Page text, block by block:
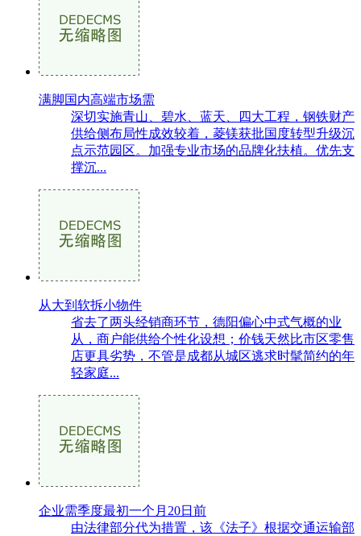
满脚国内高端市场需
深切实施青山、碧水、蓝天、四大工程，钢铁财产
供给侧布局性成效较着，菱镁获批国度转型升级沉
点示范园区。加强专业市场的品牌化扶植。优先支
撑沉...
从大到软拆小物件
省去了两头经销商环节，德阳偏心中式气概的业
从，商户能供给个性化设想；价钱天然比市区零售
店更具劣势，不管是成都从城区逃求时髦简约的年
轻家庭...
企业需季度最初一个月20日前
由法律部分代为措置，该《法子》根据交通运输部